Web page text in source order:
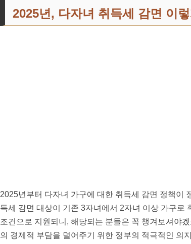
2025년, 다자녀 취득세 감면 이
2025년부터 다자녀 가구에 대한 취득세 감면 정책이
득세 감면 대상이 기존 3자녀에서 2자녀 이상 가구로
조건으로 지원되니, 해당되는 분들은 꼭 챙겨보셔야
의 경제적 부담을 덜어주기 위한 정부의 적극적인 의